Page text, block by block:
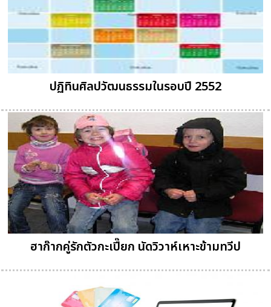
ปฏิทินศิลปวัฒนธรรมในรอบปี 2552
ฮาก๊ากคู่รักตัวกะเปี๊ยก นัดวิวาห์เหาะข้ามทวีป